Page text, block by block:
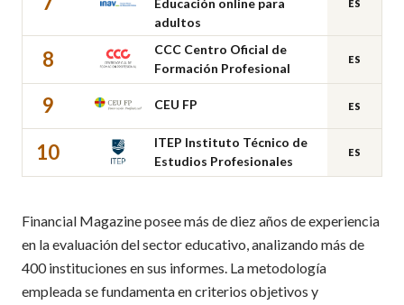
Educación online para
adultos
ES
8
CCC Centro Oficial de
Formación Profesional
ES
9 CEU FP ES
10
ITEP Instituto Técnico de
Estudios Profesionales
ES
Financial Magazine posee más de diez años de experiencia
en la evaluación del sector educativo, analizando más de
400 instituciones en sus informes. La metodología
empleada se fundamenta en criterios objetivos y